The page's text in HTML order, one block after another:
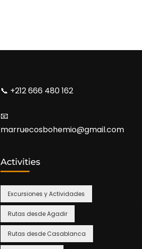
📞​ +212 666 480 162
📧​
marruecosbohemio@gmail.com
Activities
Excursiones y Actividades
Rutas desde Agadir
Rutas desde Casablanca